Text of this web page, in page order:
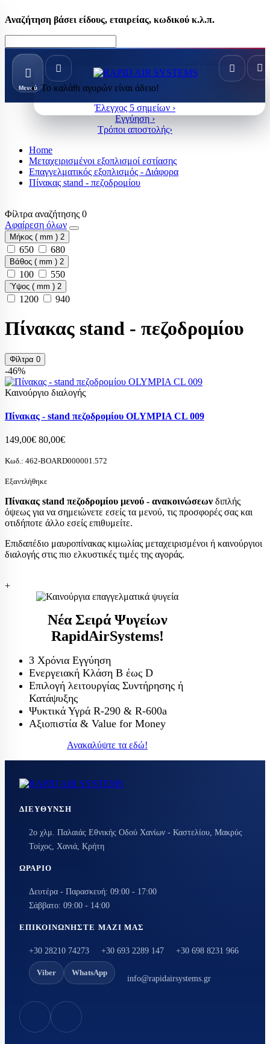
Αναζήτηση βάσει είδους, εταιρείας, κωδικού κ.λ.π.
Μενού Το καλάθι αγορών είναι άδειο!
Έλεγχος 5 σημείων ›
Εγγύηση ›
Τρόποι αποστολής›
Home
Μεταχειρισμένοι εξοπλισμοί εστίασης
Επαγγελματικός εξοπλισμός - Διάφορα
Πίνακας stand - πεζοδρομίου
Φίλτρα αναζήτησης 0
Αφαίρεση όλων
Μήκος ( mm ) 2
650 680
Βάθος ( mm ) 2
100 550
Ύψος ( mm ) 2
1200 940
Πίνακας stand - πεζοδρομίου
Φίλτρα 0
-46%
Καινούργιο διαλογής
Πίνακας - stand πεζοδρομίου OLYMPIA CL 009
149,00€ 80,00€
Κωδ.: 462-BOARD000001.572
Εξαντλήθηκε
Πίνακας stand πεζοδρομίου μενού - ανακοινώσεων διπλής
όψεως για να σημειώνετε εσείς τα μενού, τις προσφορές σας και
οτιδήποτε άλλο εσείς επιθυμείτε.
Επιδαπέδιο μαυροπίνακας κιμωλίας μεταχειρισμένοι ή καινούργιοι
διαλογής στις πιο ελκυστικές τιμές της αγοράς.
+
Νέα Σειρά Ψυγείων
RapidAirSystems!
3 Χρόνια Εγγύηση
Ενεργειακή Κλάση Β έως D
Επιλογή λειτουργίας Συντήρησης ή
Κατάψυξης
Ψυκτικά Υγρά R-290 & R-600a
Αξιοπιστία & Value for Money
Ανακαλύψτε τα εδώ!
ΔΙΕΎΘΥΝΣΗ
2ο χλμ. Παλαιάς Εθνικής Οδού Χανίων - Καστελίου, Μακρύς
Τοίχος, Χανιά, Κρήτη
ΩΡΆΡΙΟ
Δευτέρα - Παρασκευή: 09:00 - 17:00
Σάββατο: 09:00 - 14:00
ΕΠΙΚΟΙΝΩΝΉΣΤΕ ΜΑΖΊ ΜΑΣ
+30 28210 74273 +30 693 2289 147 +30 698 8231 966
Viber WhatsApp
info@rapidairsystems.gr